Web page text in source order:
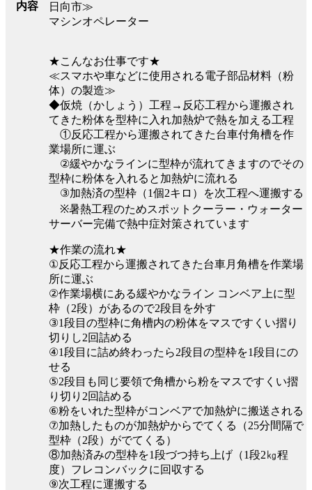
内容
日向市≫
マシンオペレーター
★こんなお仕事です★
≪スマホや車などに使用される電子部品材料（粉
体）の製造≫
◆仮焼（かしょう）工程→反応工程から運搬され
てきた粉体を型枠に入れ加熱炉で熱を加える工程
①反応工程から運搬されてきた台車付角槽を作
業場所に運ぶ
②緩やかなラインに型枠が流れてきますのでその
型枠に粉体を入れると加熱炉に流れる
③加熱済の型枠（1個2キロ）を次工程へ運搬する
※暑熱工程のためスポットクーラー・ウォーター
サーバー完備で熱中症対策されています
★作業の流れ★
①反応工程から運搬されてきた台車月角槽を作業場
所に運ぶ
②作業場横にある緩やかなライン コンベア上に型
枠（2段）があるので2段目を外す
③1段目の型枠に角槽内の粉体をマスですくい摺り
切りし2回詰める
④1段目に詰め終わったら2段目の型枠を1段目にの
せる
⑤2段目も同じ要領で角槽から粉をマスですくい摺
り切り2回詰める
⑥粉をいれた型枠がコンベアで加熱炉に搬送される
⑦加熱したものが加熱炉からでてくる（25分間隔で
型枠（2段）がでてくる）
⑧加熱済みの型枠を1段づつ持ち上げ（1段2㎏程
度）フレコンバックに回収する
⑨次工程に運搬する